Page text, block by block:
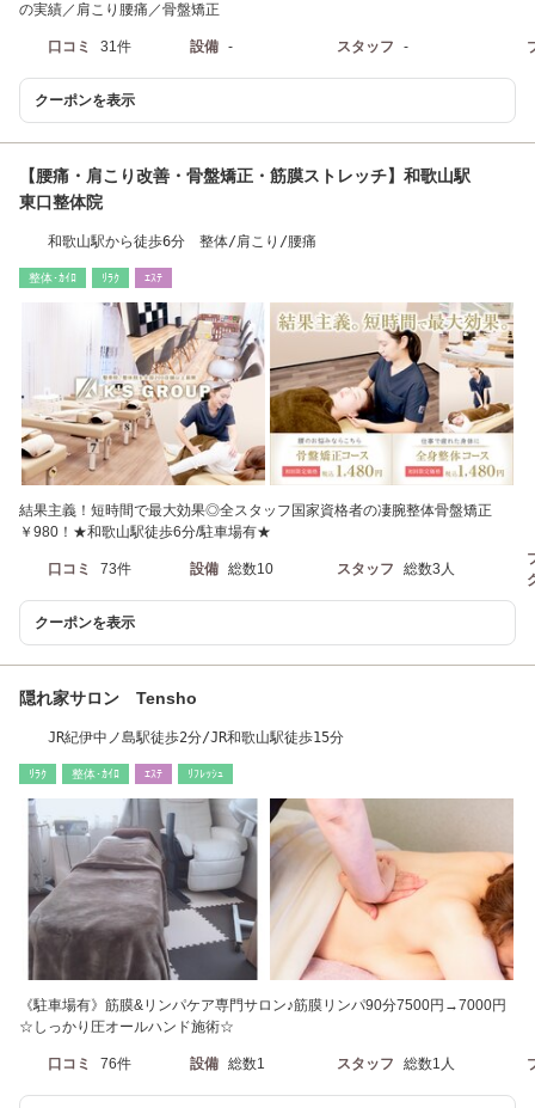
の実績／肩こり腰痛／骨盤矯正
口コミ 31件 設備 - スタッフ -
クーポンを表示
【腰痛・肩こり改善・骨盤矯正・筋膜ストレッチ】和歌山駅
東口整体院
和歌山駅から徒歩6分 整体/肩こり/腰痛
整体･ｶｲﾛ ﾘﾗｸ ｴｽﾃ
結果主義！短時間で最大効果◎全スタッフ国家資格者の凄腕整体骨盤矯正
￥980！★和歌山駅徒歩6分/駐車場有★
口コミ 73件 設備 総数10 スタッフ 総数3人
クーポンを表示
隠れ家サロン Tensho
JR紀伊中ノ島駅徒歩2分/JR和歌山駅徒歩15分
ﾘﾗｸ 整体･ｶｲﾛ ｴｽﾃ ﾘﾌﾚｯｼｭ
《駐車場有》筋膜&リンパケア専門サロン♪筋膜リンパ90分7500円→7000円
☆しっかり圧オールハンド施術☆
口コミ 76件 設備 総数1 スタッフ 総数1人